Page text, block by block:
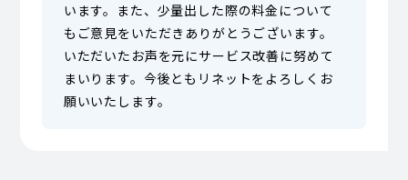
います。また、少量出した際の料金について
もご意見をいただきありがとうございます。
いただいたお声を元にサービス改善に努めて
まいります。今後ともリネットをよろしくお
願いいたします。